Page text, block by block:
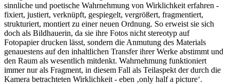
sinnliche und poetische Wahrnehmung von Wirklichkeit erfahren -
fixiert, justiert, verknüpft, gespiegelt, vergrößert, fragmentiert,
strukturiert, montiert zu einer neuen Ordnung. So erweist sie sich
doch als Bildhauerin, da sie ihre Fotos nicht stereotyp auf
Fotopapier drucken lässt, sondern die Anmutung des Materials
genauestens auf den inhaltlichen Transfer ihrer Werke abstimmt und
den Raum als wesentlich mitdenkt. Wahrnehmung funktioniert
immer nur als Fragment, in diesem Fall als Teilaspekt der durch die
Kamera betrachteten Wirklichkeit - eben ‚only half a picture‘.